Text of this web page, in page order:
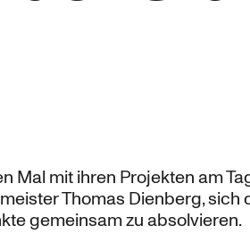
mit ihren Projekten am
Thomas Dienberg, sich
gemeinsam zu absolvieren.